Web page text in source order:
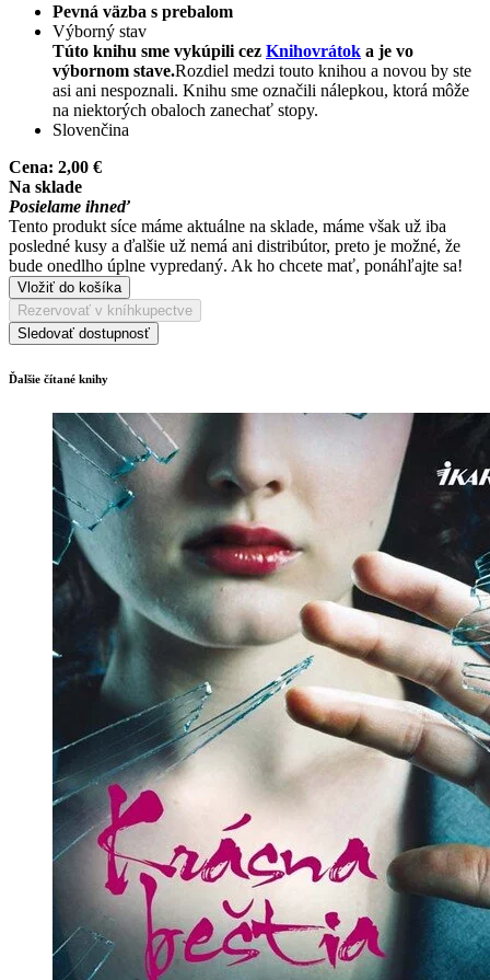
Pevná väzba s prebalom
Výborný stav
Túto knihu sme vykúpili cez Knihovrátok a je vo
výbornom stave.Rozdiel medzi touto knihou a novou by ste
asi ani nespoznali. Knihu sme označili nálepkou, ktorá môže
na niektorých obaloch zanechať stopy.
Slovenčina
Cena: 2,00 €
Na sklade
Posielame ihneď
Tento produkt síce máme aktuálne na sklade, máme však už iba
posledné kusy a ďalšie už nemá ani distribútor, preto je možné, že
bude onedlho úplne vypredaný. Ak ho chcete mať, ponáhľajte sa!
Vložiť do košíka
Rezervovať v kníhkupectve
Sledovať dostupnosť
Ďalšie čítané knihy